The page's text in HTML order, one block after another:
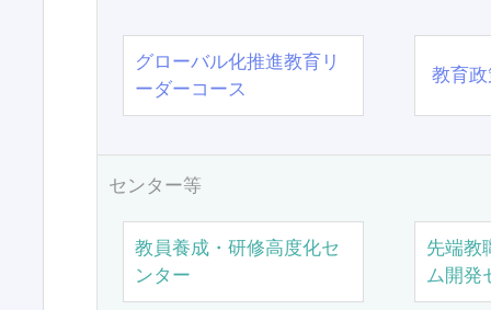
グローバル化推進教育リ
ーダーコース
教育
センター等
教員養成・研修高度化セ
ンター
先端教
ム開発